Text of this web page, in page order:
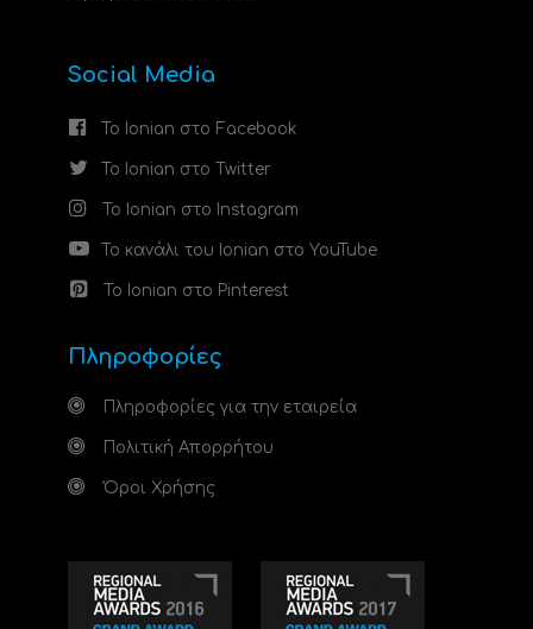
Social Media
Το Ionian στο Facebook
Το Ionian στο Twitter
Το Ionian στο Instagram
Το κανάλι του Ionian στο YouTube
Το Ionian στο Pinterest
Πληροφορίες
Πληροφορίες για την εταιρεία
Πολιτική Απορρήτου
Όροι Χρήσης